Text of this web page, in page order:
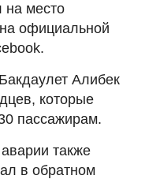
на место
официальной
Алибек
которые
пассажирам.
также
в обратном